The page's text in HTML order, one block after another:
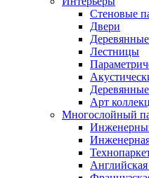
Стеновые
Двери
Лестницы
Арт
Многослойный
Английская